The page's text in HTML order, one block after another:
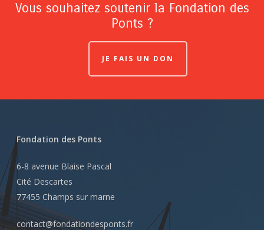
Vous souhaitez soutenir la Fondation des
Ponts ?
JE FAIS UN DON
Fondation des Ponts
6-8 avenue Blaise Pascal
Cité Descartes
77455 Champs sur marne
contact@fondationdesponts.fr